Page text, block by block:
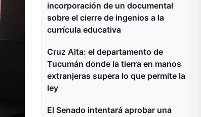
incorporación de un documental
sobre el cierre de ingenios a la
currícula educativa
Cruz Alta: el departamento de
Tucumán donde la tierra en manos
extranjeras supera lo que permite la
ley
El Senado intentará aprobar una